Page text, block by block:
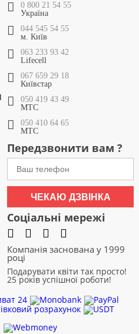
0 800 21 54 55
Україна
044 545 54 55
м. Київ
063 233 93 42
Lifecell
067 659 29 18
Київстар
050 419 43 49
МТС
050 410 64 65
МТС
Передзвонити вам ?
ЧЕКАЮ ДЗВІНКА
Соціальні мережі
Компанія заснована у 1999
році
Подарувати квіти так просто!
25 років успішної роботи!